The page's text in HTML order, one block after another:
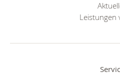
Leistungen